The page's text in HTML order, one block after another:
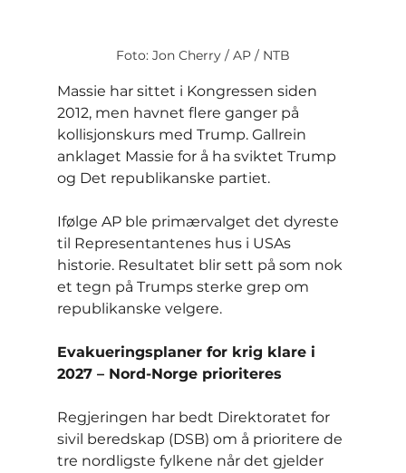
Foto: Jon Cherry / AP / NTB
Massie har sittet i Kongressen siden
2012, men havnet flere ganger på
kollisjonskurs med Trump. Gallrein
anklaget Massie for å ha sviktet Trump
og Det republikanske partiet.
Ifølge AP ble primærvalget det dyreste
til Representantenes hus i USAs
historie. Resultatet blir sett på som nok
et tegn på Trumps sterke grep om
republikanske velgere.
Evakueringsplaner for krig klare i
2027 – Nord-Norge prioriteres
Regjeringen har bedt Direktoratet for
sivil beredskap (DSB) om å prioritere de
tre nordligste fylkene når det gjelder